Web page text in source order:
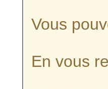
Vous
En vous